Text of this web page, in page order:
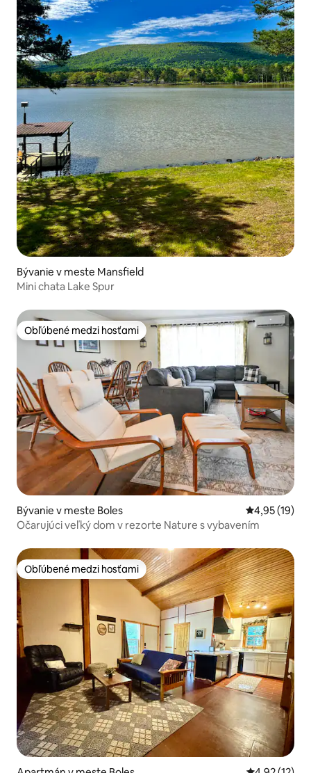
Bývanie v meste Mansfield
Mini chata Lake Spur
Obľúbené medzi hosťami
Obľúbené medzi hosťami
Bývanie v meste Boles Priemerné
4,95 (19)
Očarujúci veľký dom v rezorte Nature s vybavením
Obľúbené medzi hosťami
Obľúbené medzi hosťami